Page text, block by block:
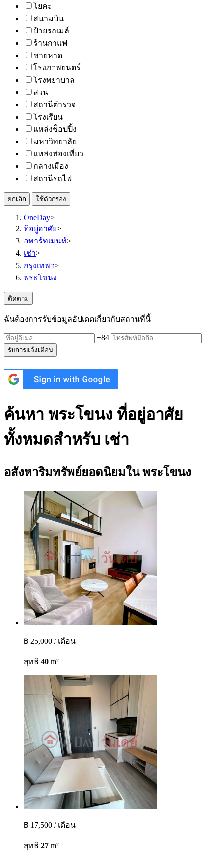
โยคะ
สนามบิน
ป้ายรถเมล์
ร้านกาแฟ
ชายหาด
โรงภาพยนตร์
โรงพยาบาล
สวน
สถานีตำรวจ
โรงเรียน
แหล่งช็อปปิ้ง
มหาวิทยาลัย
แหล่งท่องเที่ยว
กลางเมือง
สถานีรถไฟ
ยกเลิก ใช้ตัวกรอง
OneDay>
ที่อยู่อาศัย>
อพาร์ทเมนท์>
เช่า>
กรุงเทพฯ>
พระโขนง
ติดตาม
ฉันต้องการรับข้อมูลอัปเดตเกี่ยวกับสถานที่นี้
+84
รับการแจ้งเตือน
ค้นหา พระโขนง ที่อยู่อาศัย
ทั้งหมดสำหรับ เช่า
อสังหาริมทรัพย์ยอดนิยมใน พระโขนง
฿ 25,000 / เดือน
สุทธิ 40 m²
฿ 17,500 / เดือน
สุทธิ 27 m²